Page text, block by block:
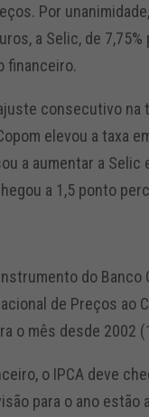
Por
a Selic, de
financeiro.
consecutivo na
elevou a taxa
a aumentar a
a 1,5 ponto
do
de Preços ao
o mês desde 2002
o IPCA deve
para o ano estão